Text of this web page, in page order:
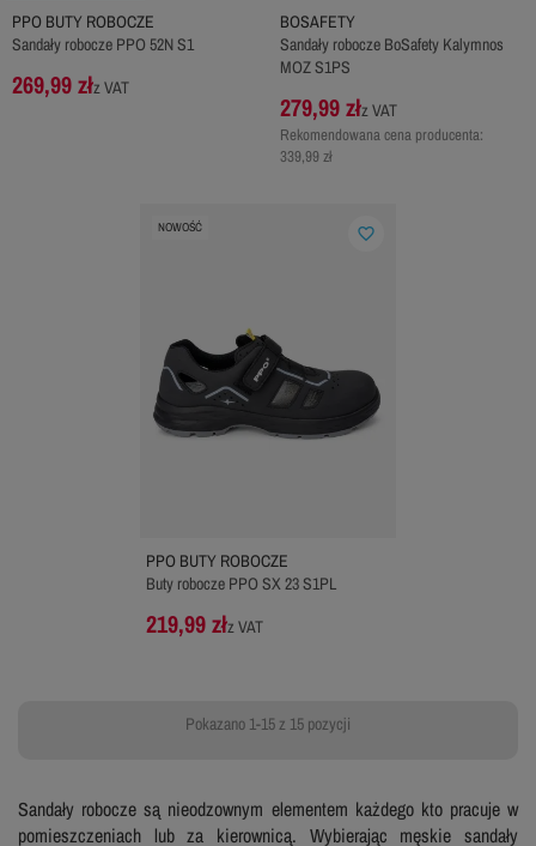
PPO BUTY ROBOCZE
Sandały robocze PPO 52N S1
269,99 złz VAT
BOSAFETY
Sandały robocze BoSafety Kalymnos
MOZ S1PS
279,99 złz VAT
Rekomendowana cena producenta:
339,99 zł
NOWOŚĆ
PPO BUTY ROBOCZE
Buty robocze PPO SX 23 S1PL
219,99 złz VAT
favorite_border
Pokazano 1-15 z 15 pozycji
Sandały robocze są nieodzownym elementem każdego kto pracuje w
pomieszczeniach lub za kierownicą. Wybierając męskie sandały